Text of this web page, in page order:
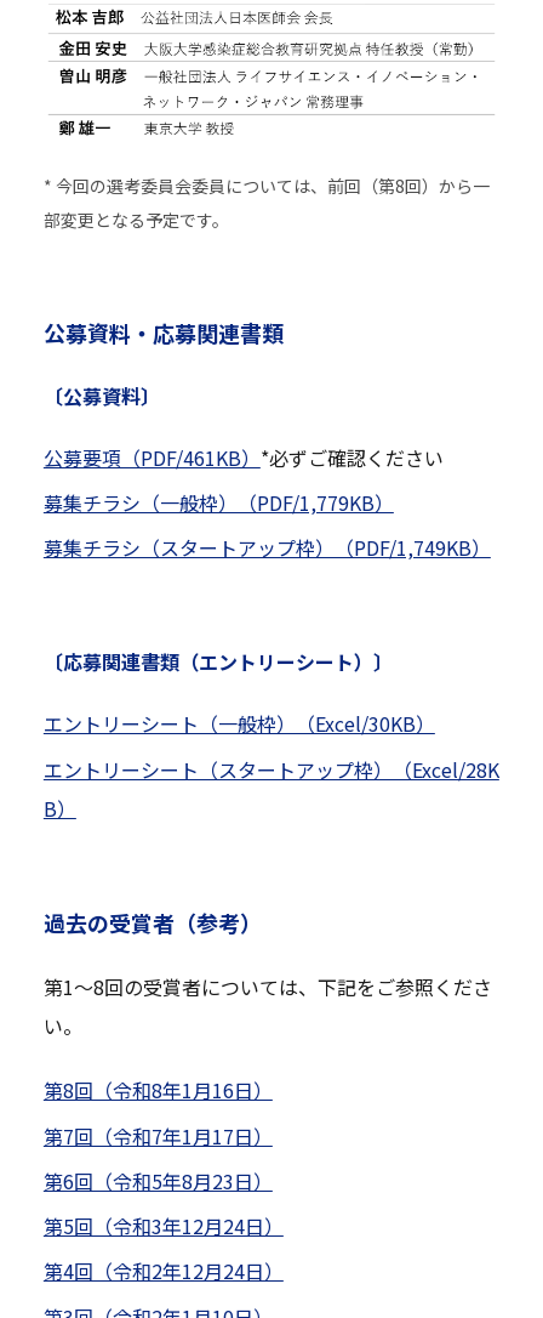
* 今回の選考委員会委員については、前回（第8回）から一
部変更となる予定です。
公募資料・応募関連書類
〔公募資料〕
公募要項（PDF/461KB） *必ずご確認ください
募集チラシ（一般枠）（PDF/1,779KB）
募集チラシ（スタートアップ枠）（PDF/1,749KB）
〔応募関連書類（エントリーシート）〕
エントリーシート（一般枠）（Excel/30KB）
エントリーシート（スタートアップ枠）（Excel/28K
B）
過去の受賞者（参考）
第1〜8回の受賞者については、下記をご参照くださ
い。
第8回（令和8年1月16日）
第7回（令和7年1月17日）
第6回（令和5年8月23日）
第5回（令和3年12月24日）
第4回（令和2年12月24日）